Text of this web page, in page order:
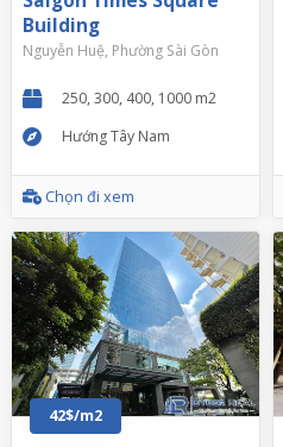
Building
Nguyễn Huệ, Phường Sài Gòn
250, 300, 400, 1000 m2
Hướng Tây Nam
Chọn đi xem
42$/m2